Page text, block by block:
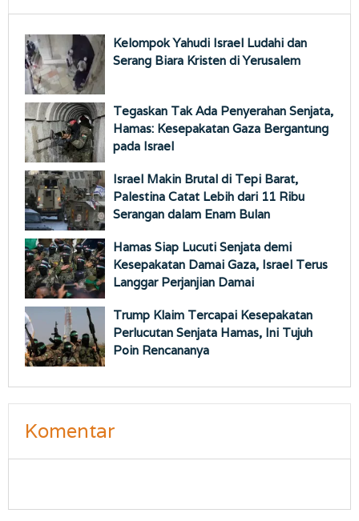
Kelompok Yahudi Israel Ludahi dan
Serang Biara Kristen di Yerusalem
Tegaskan Tak Ada Penyerahan Senjata,
Hamas: Kesepakatan Gaza Bergantung
pada Israel
Israel Makin Brutal di Tepi Barat,
Palestina Catat Lebih dari 11 Ribu
Serangan dalam Enam Bulan
Hamas Siap Lucuti Senjata demi
Kesepakatan Damai Gaza, Israel Terus
Langgar Perjanjian Damai
Trump Klaim Tercapai Kesepakatan
Perlucutan Senjata Hamas, Ini Tujuh
Poin Rencananya
Komentar